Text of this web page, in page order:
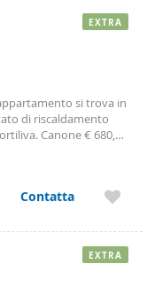
si trova in
di riscaldamento
Canone € 680,00
Contatta
EXTRA
EXTRA